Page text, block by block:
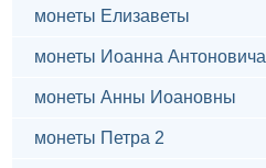
монеты Елизаветы
монеты Иоанна Антоновича
монеты Анны Иоановны
монеты Петра 2